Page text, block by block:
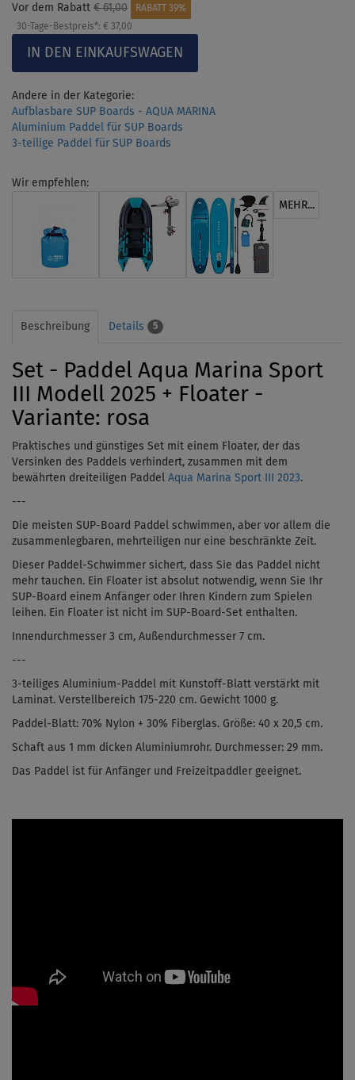
Vor dem Rabatt € 61,00
RABATT 39%
30-Tage-Bestpreis*: € 37,00
Andere in der Kategorie:
Aufblasbare SUP Boards - AQUA MARINA
Aluminium Paddel für SUP Boards
3-teilige Paddel für SUP Boards
Wir empfehlen:
MEHR...
Beschreibung Details 5
Set - Paddel Aqua Marina Sport
III Modell 2025 + Floater -
Variante: rosa
Praktisches und günstiges Set mit einem Floater, der das
Versinken des Paddels verhindert, zusammen mit dem
bewährten dreiteiligen Paddel Aqua Marina Sport III 2023.
---
Die meisten SUP-Board Paddel schwimmen, aber vor allem die
zusammenlegbaren, mehrteiligen nur eine beschränkte Zeit.
Dieser Paddel-Schwimmer sichert, dass Sie das Paddel nicht
mehr tauchen. Ein Floater ist absolut notwendig, wenn Sie Ihr
SUP-Board einem Anfänger oder Ihren Kindern zum Spielen
leihen. Ein Floater ist nicht im SUP-Board-Set enthalten.
Innendurchmesser 3 cm, Außendurchmesser 7 cm.
---
3-teiliges Aluminium-Paddel mit Kunstoff-Blatt verstärkt mit
Laminat. Verstellbereich 175-220 cm. Gewicht 1000 g.
Paddel-Blatt: 70% Nylon + 30% Fiberglas. Größe: 40 x 20,5 cm.
Schaft aus 1 mm dicken Aluminiumrohr. Durchmesser: 29 mm.
Das Paddel ist für Anfänger und Freizeitpaddler geeignet.